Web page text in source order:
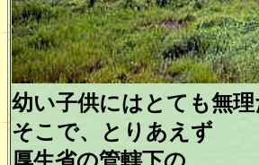
幼い子供にはとても無理
そこで、とりあえず